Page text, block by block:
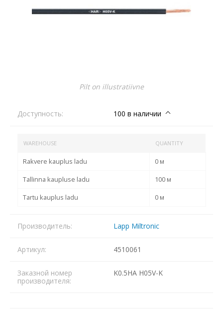
Pilt on illustratiivne
Доступность: 100 в наличии
WAREHOUSE QUANTITY
Rakvere kauplus ladu
0 м
Tallinna kaupluse ladu
100 м
Tartu kauplus ladu
0 м
Производитель: Lapp Miltronic
Артикул: 4510061
Заказной номер
производителя:
K0.5HA H05V-K